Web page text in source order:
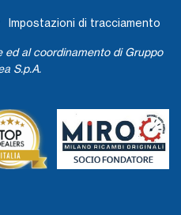
Impostazioni di tracciamento
al coordinamento di Gruppo
S.p.A.